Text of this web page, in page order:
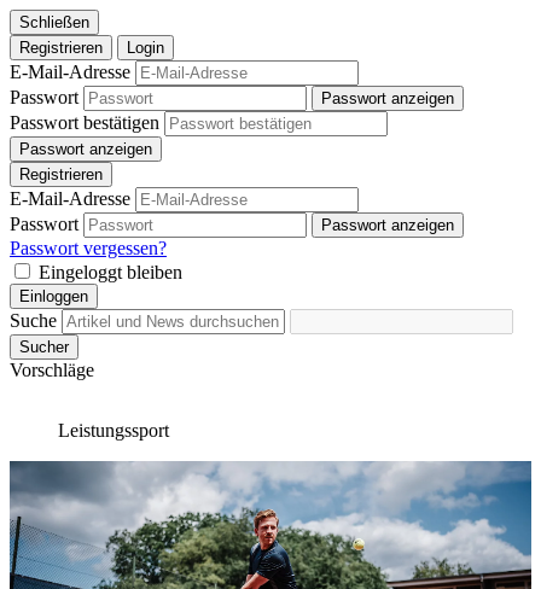
Schließen
Registrieren
Login
E-Mail-Adresse
Passwort
Passwort anzeigen
Passwort bestätigen
Passwort anzeigen
Registrieren
E-Mail-Adresse
Passwort
Passwort anzeigen
Passwort vergessen?
Eingeloggt bleiben
Einloggen
Suche
Sucher
Vorschläge
Leistungssport